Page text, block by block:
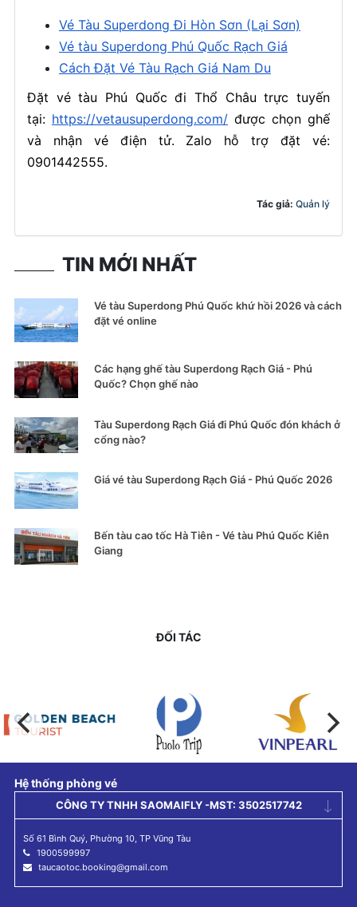
Vé Tàu Superdong Đi Hòn Sơn (Lại Sơn)
Vé tàu Superdong Phú Quốc Rạch Giá
Cách Đặt Vé Tàu Rạch Giá Nam Du
Đặt vé tàu Phú Quốc đi Thổ Châu trực tuyến
tại: https://vetausuperdong.com/được chọn ghế
và nhận vé điện tử. Zalo hỗ trợ đặt vé:
0901442555.
Tác giả:Quản lý
TIN MỚI NHẤT
Vé tàu Superdong Phú Quốc khứ hồi 2026 và cách
đặt vé online
Các hạng ghế tàu Superdong Rạch Giá - Phú
Quốc? Chọn ghế nào
Tàu Superdong Rạch Giá đi Phú Quốc đón khách ở
cổng nào?
Giá vé tàu Superdong Rạch Giá - Phú Quốc 2026
Bến tàu cao tốc Hà Tiên - Vé tàu Phú Quốc Kiên
Giang
ĐỐI TÁC
Hệ thống phòng vé
CÔNG TY TNHH SAOMAIFLY -MST: 3502517742
Số 61 Bình Quý, Phường 10, TP Vũng Tàu
1900599997
taucaotoc.booking@gmail.com